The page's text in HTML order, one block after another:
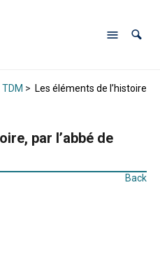
> Les éléments de l’histoire,
par l’abbé de
Back